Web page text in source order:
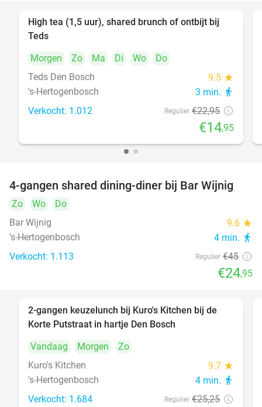
35%
High tea (1,5 uur), shared brunch of ontbijt bij
Teds
Morgen
Zo Ma Di Wo
Do
Teds Den Bosch
9.5 star
's-Hertogenbosch 3 min. directions_walk
Verkocht: 1.012 Regulier €22,95
€14,95
45%
4-gangen shared dining-diner bij Bar Wijnig
Zo Wo
Do
Bar Wijnig
9.6 star
's-Hertogenbosch 4 min. directions_walk
Verkocht: 1.113 Regulier €45
€24,95
2-gangen keuzelunch bij Kuro's Kitchen bij de
Korte Putstraat in hartje Den Bosch
Vandaag
Morgen
Zo
Kuro's Kitchen
9.7 star
's-Hertogenbosch 4 min. directions_walk
Verkocht: 1.684 Regulier €25,25